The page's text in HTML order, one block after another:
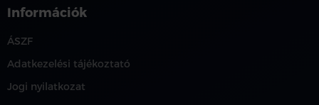
Információk
ÁSZF
Adatkezelési tájékoztató
Jogi nyilatkozat